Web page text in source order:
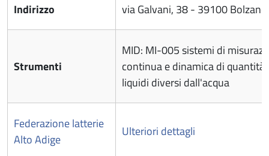
Indirizzo via Galvani, 38 - 39100 Bolzano
Strumenti
MID: MI-005 sistemi di
continua e dinamica di quantità
liquidi diversi dall'acqua
Federazione latterie
Alto Adige
Ulteriori dettagli